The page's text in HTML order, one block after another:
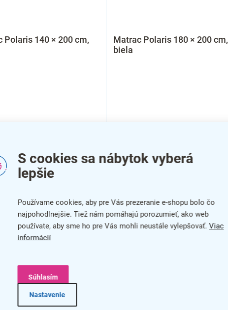
S cookies sa nábytok vyberá
lepšie
Používame cookies, aby pre Vás prezeranie e-shopu bolo čo
najpohodlnejšie. Tiež nám pomáhajú porozumieť, ako web
používate, aby sme ho pre Vás mohli neustále vylepšovať.Viac
informácií
Nastavenie
Súhlasím
Polaris 140 × 200 cm,
Matrac Polaris 180 × 200 cm,
biela